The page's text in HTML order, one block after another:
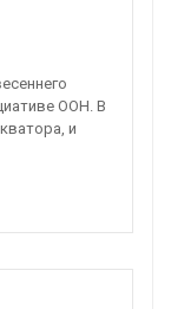
ООН. В
и